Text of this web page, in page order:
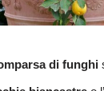
di funghi